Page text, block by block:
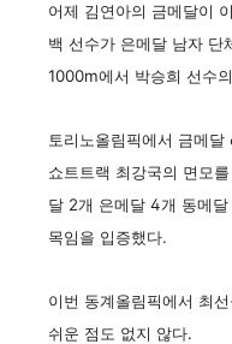
어제 김연아의 금메달이
백 선수가 은메달 남자
1000m에서 박승희 선수
토리노올림픽에서 금메
쇼트트랙 최강국의 면모
달 2개 은메달 4개 동메
목임을 입증했다.
이번 동계올림픽에서 최
쉬운 점도 없지 않다.